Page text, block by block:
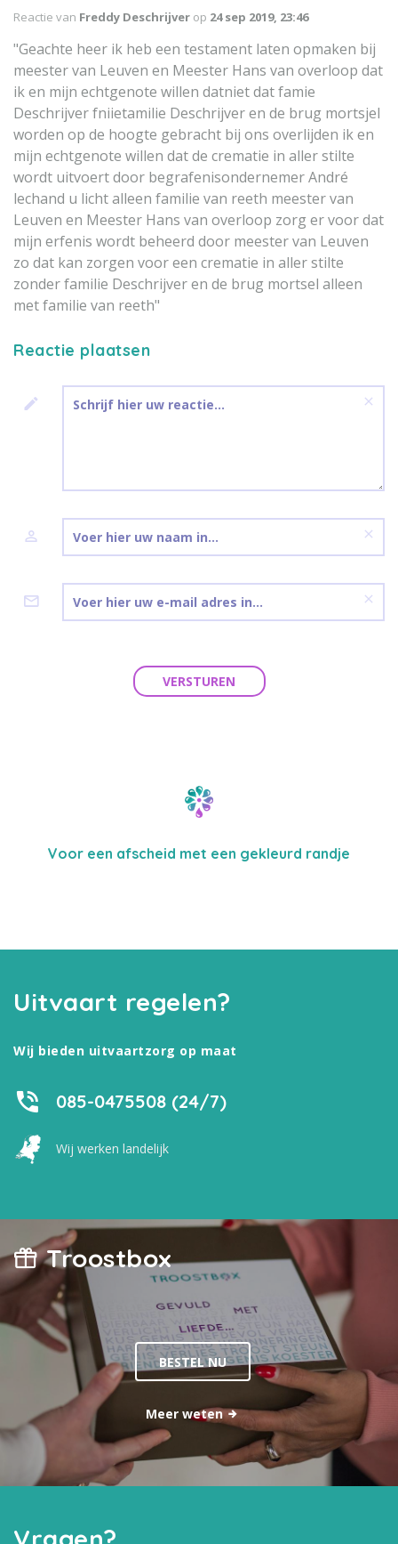
Reactie van Freddy Deschrijver op 24 sep 2019, 23:46
"Geachte heer ik heb een testament laten opmaken bij
meester van Leuven en Meester Hans van overloop dat
ik en mijn echtgenote willen datniet dat famie
Deschrijver fniietamilie Deschrijver en de brug mortsjel
worden op de hoogte gebracht bij ons overlijden ik en
mijn echtgenote willen dat de crematie in aller stilte
wordt uitvoert door begrafenisondernemer André
lechand u licht alleen familie van reeth meester van
Leuven en Meester Hans van overloop zorg er voor dat
mijn erfenis wordt beheerd door meester van Leuven
zo dat kan zorgen voor een crematie in aller stilte
zonder familie Deschrijver en de brug mortsel alleen
met familie van reeth"
Reactie plaatsen
VERSTUREN
Voor een afscheid met een gekleurd randje
Uitvaart regelen?
Wij bieden uitvaartzorg op maat
085-0475508 (24/7)
Wij werken landelijk
Troostbox
BESTEL NU
Meer weten